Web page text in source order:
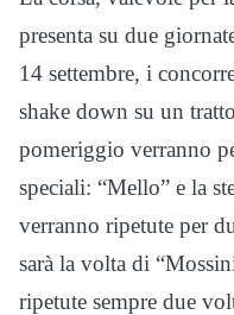
presenta su due
14 settembre, i
shake down su un
pomeriggio verranno
speciali: “Mello” e la
verranno ripetute per
sarà la volta di
ripetute sempre due